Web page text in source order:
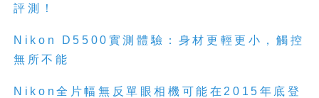
評測！
Nikon D5500實測體驗：身材更輕更小，觸控
無所不能
Nikon全片幅無反單眼相機可能在2015年底登